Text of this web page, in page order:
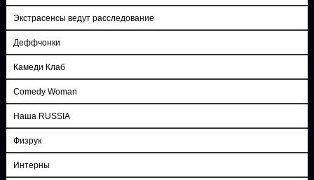
Экстрасенсы ведут расследование
Деффчонки
Камеди Клаб
Comedy Woman
Наша RUSSIA
Физрук
Интерны